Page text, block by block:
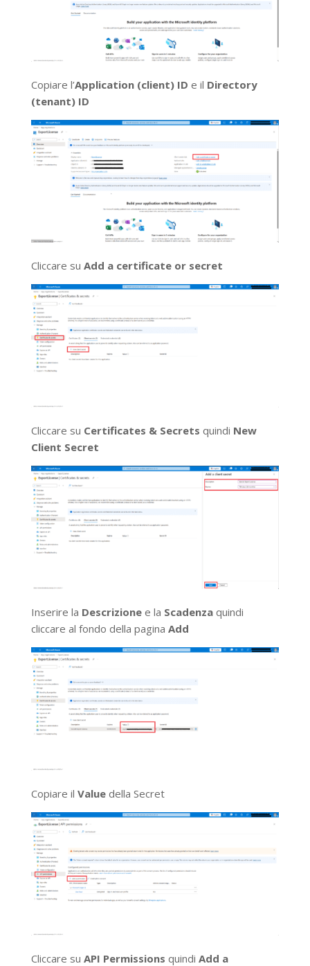
Copiare l’Application (client) ID e il Directory
(tenant) ID
Cliccare su Add a certificate or secret
Cliccare su Certificates & Secrets quindi New
Client Secret
Inserire la Descrizionee la Scadenzaquindi
cliccare al fondo della pagina Add
Copiare il Valuedella Secret
Cliccare su API Permissions quindi Add a